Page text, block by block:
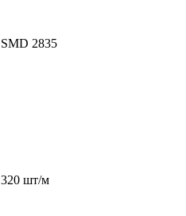
SMD 2835
320 шт/м